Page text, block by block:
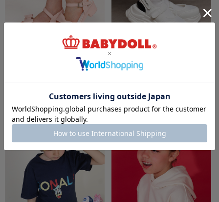
PINKHUNT 2wayリボンサンダル 0405
ニーカーソールバレエサンダル 0406
￥3,129 (50%OFF)